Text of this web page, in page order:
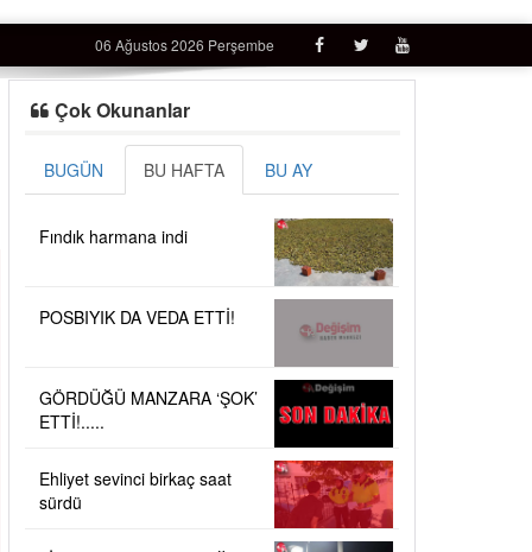
06 Ağustos 2026 Perşembe
Çok Okunanlar
BUGÜN BU HAFTA BU AY
Fındık harmana indi
POSBIYIK DA VEDA ETTİ!
GÖRDÜĞÜ MANZARA ‘ŞOK’
ETTİ!.....
Ehliyet sevinci birkaç saat
sürdü